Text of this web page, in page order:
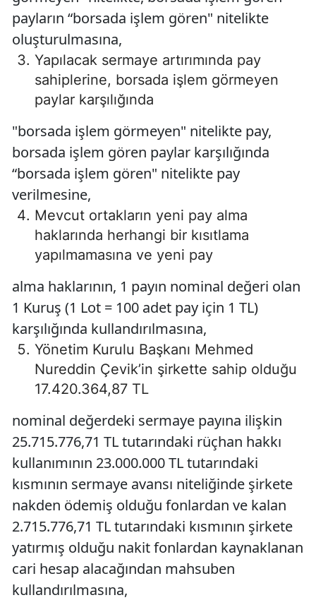
payların “borsada işlem gören" nitelikte
oluşturulmasına,
Yapılacak sermaye artırımında pay
sahiplerine, borsada işlem görmeyen
paylar karşılığında
"borsada işlem görmeyen" nitelikte pay,
borsada işlem gören paylar karşılığında
“borsada işlem gören" nitelikte pay
verilmesine,
Mevcut ortakların yeni pay alma
haklarında herhangi bir kısıtlama
yapılmamasına ve yeni pay
alma haklarının, 1 payın nominal değeri olan
1 Kuruş (1 Lot = 100 adet pay için 1 TL)
karşılığında kullandırılmasına,
Yönetim Kurulu Başkanı Mehmed
Nureddin Çevik’in şirkette sahip olduğu
17.420.364,87 TL
nominal değerdeki sermaye payına ilişkin
25.715.776,71 TL tutarındaki rüçhan hakkı
kullanımının 23.000.000 TL tutarındaki
kısmının sermaye avansı niteliğinde şirkete
nakden ödemiş olduğu fonlardan ve kalan
2.715.776,71 TL tutarındaki kısmının şirkete
yatırmış olduğu nakit fonlardan kaynaklanan
cari hesap alacağından mahsuben
kullandırılmasına,